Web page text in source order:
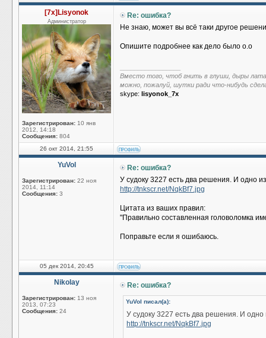
[7x]Lisyonok
Администратор
Зарегистрирован: 10 янв
2012, 14:18
Сообщения: 804
Re: ошибка?
Не знаю, может вы всё таки другое
Опишите подробнее как дело было о.о
Вместо того, чтоб гнить в глуши, дыры
можно, пожалуй, шутки ради что-нибудь
skype: lisyonok_7x
26 окт 2014, 21:55
YuVol
Зарегистрирован: 22 ноя
2014, 11:14
Сообщения: 3
Re: ошибка?
У судоку 3227 есть два решения. И одно
http://tnkscr.net/NqkBf7.jpg
Цитата из ваших правил:
"Правильно составленная головоломка
Поправьте если я ошибаюсь.
05 дек 2014, 20:45
Nikolay
Зарегистрирован: 13 ноя
2013, 07:23
Сообщения: 24
Re: ошибка?
YuVol писал(а):
У судоку 3227 есть два решения. И
http://tnkscr.net/NqkBf7.jpg